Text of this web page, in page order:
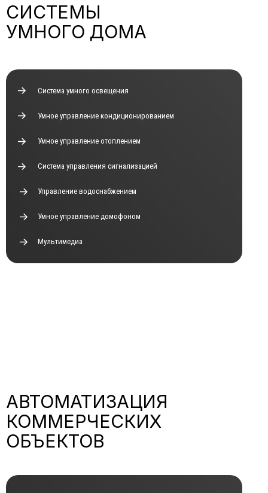
СИСТЕМЫ
УМНОГО ДОМА
Система умного освещения
Умное управление кондиционированием
Умное управление отоплением
Система управления сигнализацией
Управление водоснабжением
Умное управление домофоном
Мультимедиа
АВТОМАТИЗАЦИЯ
КОММЕРЧЕСКИХ
ОБЪЕКТОВ